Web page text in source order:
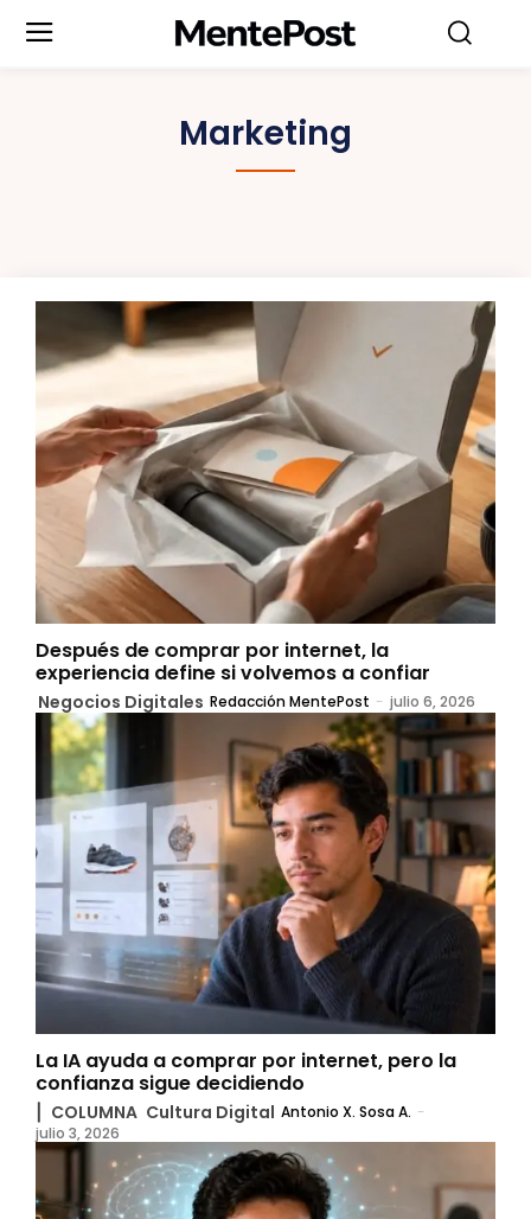
Marketing
Después de comprar por internet, la
experiencia define si volvemos a confiar
Negocios Digitales Redacción MentePost - julio 6, 2026
La IA ayuda a comprar por internet, pero la
confianza sigue decidiendo
▏COLUMNA Cultura Digital Antonio X. Sosa A. -
julio 3, 2026